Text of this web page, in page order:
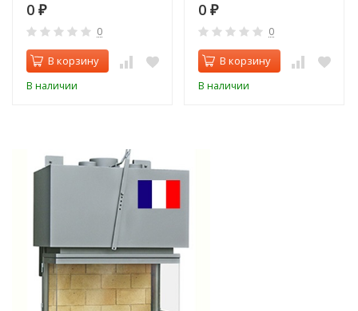
0 ₽
0
В корзину
В наличии
0 ₽
0
В корзину
В наличии